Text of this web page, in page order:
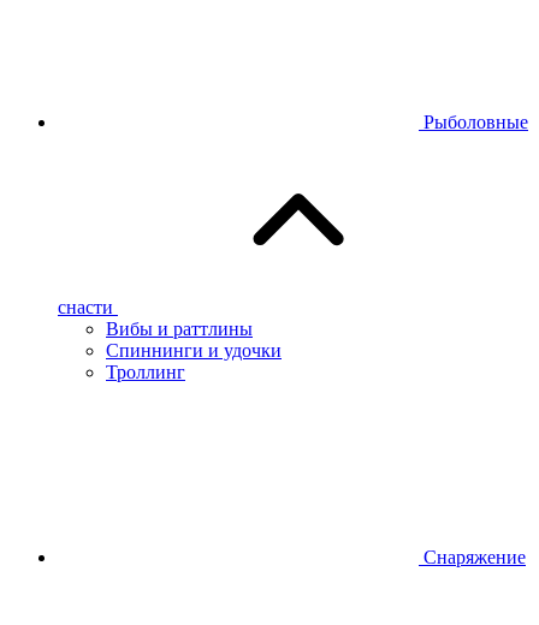
Рыболовные
снасти
Вибы и раттлины
Спиннинги и удочки
Троллинг
Снаряжение